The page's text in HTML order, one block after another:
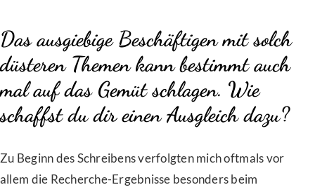
Das ausgiebige Beschäftigen mit solch
düsteren Themen kann bestimmt auch
mal auf das Gemüt schlagen. Wie
schaffst du dir einen Ausgleich dazu?
Zu Beginn des Schreibens verfolgten mich oftmals vor
allem die Recherche-Ergebnisse besonders beim